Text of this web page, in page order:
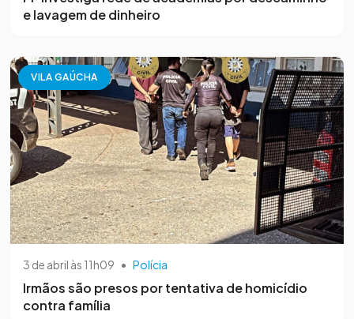
e lavagem de dinheiro
VILA GAÚCHA
3 de abril às 11h09 • Polícia
Irmãos são presos por tentativa de homicídio
contra família